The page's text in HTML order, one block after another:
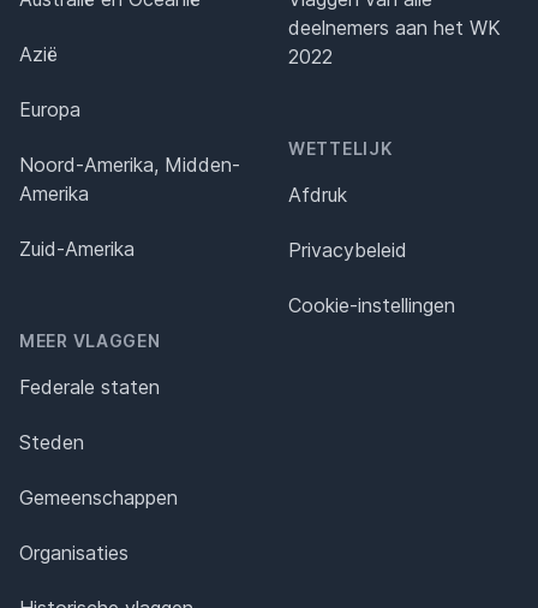
Azië
Europa
Noord-Amerika, Midden-
Amerika
Zuid-Amerika
MEER VLAGGEN
Federale staten
Steden
Gemeenschappen
Organisaties
deelnemers aan het WK
2022
WETTELIJK
Afdruk
Privacybeleid
Cookie-instellingen